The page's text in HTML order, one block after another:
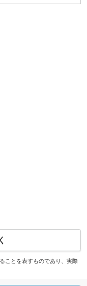
ことを表すものであり、実際